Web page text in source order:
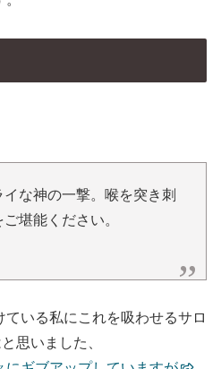
な神の一撃。喉を突き刺
堪能ください。
いる私にこれを吸わせるサロ
思いました、